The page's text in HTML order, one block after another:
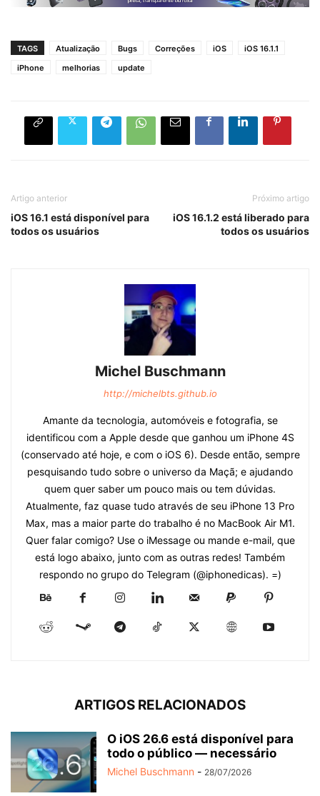
TAGS Atualização Bugs Correções iOS
iOS 16.1.1
iPhone
melhorias update
Artigo anterior
iOS 16.1 está disponível para
todos os usuários
Próximo artigo
iOS 16.1.2 está liberado para
todos os usuários
Michel Buschmann
http://michelbts.github.io
Amante da tecnologia, automóveis e fotografia, se
identificou com a Apple desde que ganhou um iPhone 4S
(conservado até hoje, e com o iOS 6). Desde então, sempre
pesquisando tudo sobre o universo da Maçã; e ajudando
quem quer saber um pouco mais ou tem dúvidas.
Atualmente, faz quase tudo através de seu iPhone 13 Pro
Max, mas a maior parte do trabalho é no MacBook Air M1.
Quer falar comigo? Use o iMessage ou mande e-mail, que
está logo abaixo, junto com as outras redes! Também
respondo no grupo do Telegram (@iphonedicas). =)
ARTIGOS RELACIONADOS
O iOS 26.6 está disponível para
todo o público — necessário
Michel Buschmann - 28/07/2026